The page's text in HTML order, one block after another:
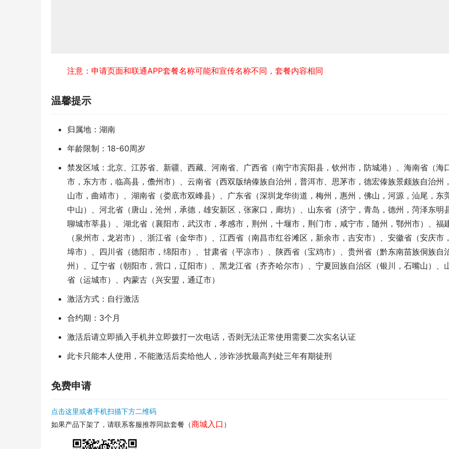
注意：申请页面和联通APP套餐名称可能和宣传名称不同，套餐内容相同
温馨提示
归属地：湖南
年龄限制：18-60周岁
禁发区域：北京、江苏省、新疆、西藏、河南省、广西省（南宁市宾阳县，钦州市，防城港）、海南省（海
市，东方市，临高县，儋州市）、云南省（西双版纳傣族自治州，普洱市、思茅市，德宏傣族景颇族自治州
山市，曲靖市）、湖南省（娄底市双峰县）、广东省（深圳龙华街道，梅州，惠州，佛山，河源，汕尾，东
中山）、河北省（唐山，沧州，承德，雄安新区，张家口，廊坊）、山东省（济宁，青岛，德州，菏泽东明
聊城市莘县）、湖北省（襄阳市，武汉市，孝感市，荆州，十堰市，荆门市，咸宁市，随州，鄂州市）、福
（泉州市，龙岩市）、浙江省（金华市）、江西省（南昌市红谷滩区，新余市，吉安市）、安徽省（安庆市
埠市）、四川省（德阳市，绵阳市）、甘肃省（平凉市）、陕西省（宝鸡市）、贵州省（黔东南苗族侗族自
州）、辽宁省（朝阳市，营口，辽阳市）、黑龙江省（齐齐哈尔市）、宁夏回族自治区（银川，石嘴山）、
省（运城市）、内蒙古（兴安盟，通辽市）
激活方式：自行激活
合约期：3个月
激活后请立即插入手机并立即拨打一次电话，否则无法正常使用需要二次实名认证
此卡只能本人使用，不能激活后卖给他人，涉诈涉扰最高判处三年有期徒刑
免费申请
点击这里或者手机扫描下方二维码
如果产品下架了，请联系客服推荐同款套餐（商城入口 ）